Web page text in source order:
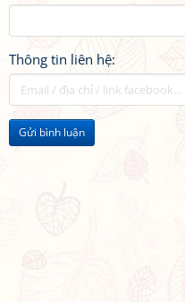
Thông tin liên hệ:
Gửi bình luận